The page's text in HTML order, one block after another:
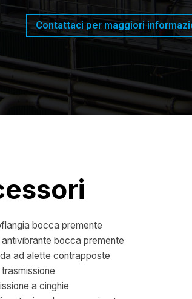
Contattaci per maggiori
bocca premente
antivibrante bocca premente
ad alette contrapposte
a cinghie